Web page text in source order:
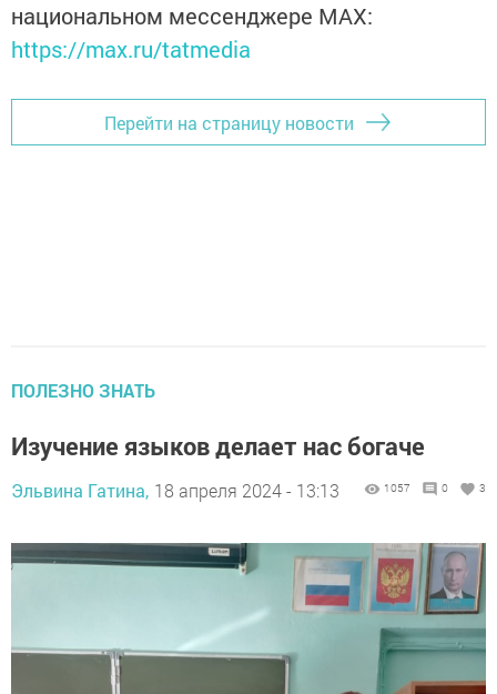
национальном мессенджере MАХ:
https://max.ru/tatmedia
Перейти на страницу новости
ПОЛЕЗНО ЗНАТЬ
Изучение языков делает нас богаче
Эльвина Гатина, 18 апреля 2024 - 13:13 1057 0 3